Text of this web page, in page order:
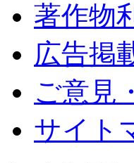
著作物
広告掲
ご意見
サイト